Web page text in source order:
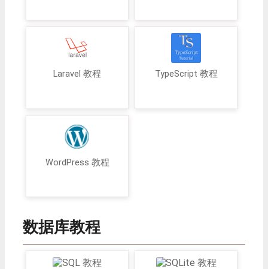
Laravel 教程 TypeScript 教程
WordPress 教程
数据库教程